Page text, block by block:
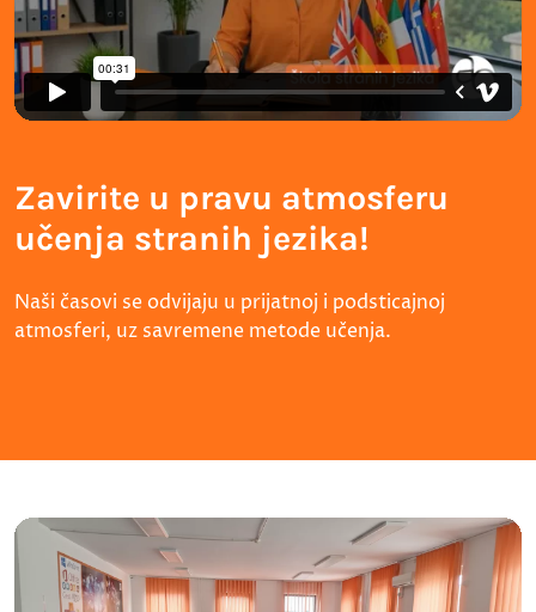
Zavirite u pravu atmosferu
učenja stranih jezika!
Naši časovi se odvijaju u prijatnoj i podsticajnoj
atmosferi, uz savremene metode učenja.